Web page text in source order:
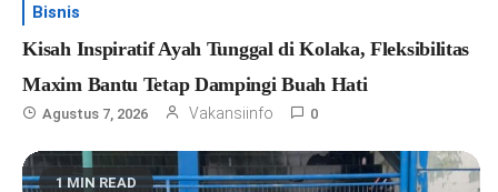
Bisnis
Kisah Inspiratif Ayah Tunggal di Kolaka, Fleksibilitas
Maxim Bantu Tetap Dampingi Buah Hati
Agustus 7, 2026 Vakansiinfo 0
1 MIN READ